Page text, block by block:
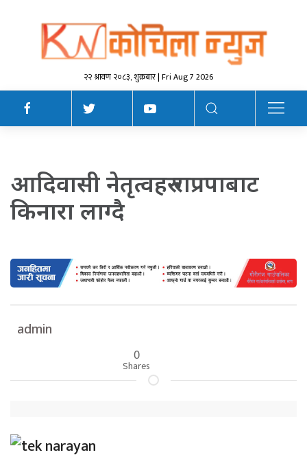
२२ श्रावण २०८३, शुक्रबार | Fri Aug 7 2026
आदिवासी नेतृत्वहरु राप्रपाबाट
किनारा लाग्दै
admin
0
Shares